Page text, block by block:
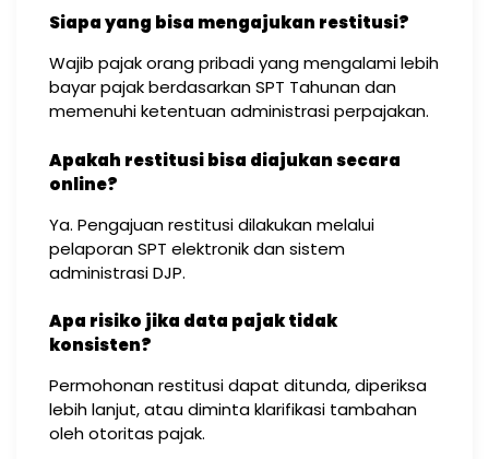
Siapa yang bisa mengajukan restitusi?
Wajib pajak orang pribadi yang mengalami lebih
bayar pajak berdasarkan SPT Tahunan dan
memenuhi ketentuan administrasi perpajakan.
Apakah restitusi bisa diajukan secara
online?
Ya. Pengajuan restitusi dilakukan melalui
pelaporan SPT elektronik dan sistem
administrasi DJP.
Apa risiko jika data pajak tidak
konsisten?
Permohonan restitusi dapat ditunda, diperiksa
lebih lanjut, atau diminta klarifikasi tambahan
oleh otoritas pajak.